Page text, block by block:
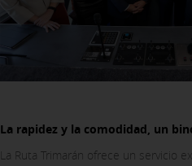
La rapidez y la comodidad, un
La Ruta Trimarán ofrece un servicio
Pulsa aquí para desactivar las